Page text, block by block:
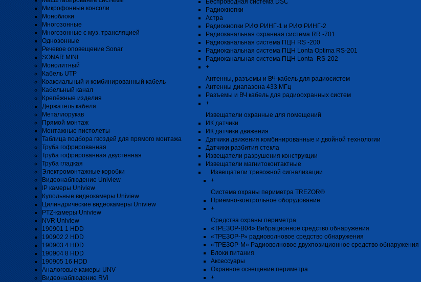
Микрофонные консоли
Моноблоки
Многозонные
Многозонные с муз. трансляцией
Однозонные
Речевое оповещение Sonar
SONAR MINI
Монолитный
Кабель UTP
Коаксиальный и комбинированный кабель
Кабельный канал
Крепёжные изделия
Держатель кабеля
Металлорукав
Прямой монтаж
Монтажные пистолеты
Таблица подбора гвоздей для прямого монтажа
Труба гофрированная
Труба гофрированная двустенная
Труба гладкая
Электромонтажные коробки
Видеонаблюдение Uniview
IP камеры Uniview
Купольные видеокамеры Uniview
Цилиндрические видеокамеры Uniview
PTZ-камеры Uniview
NVR Uniview
190901 1 HDD
190902 2 HDD
190903 4 HDD
190904 8 HDD
190905 16 HDD
Аналоговые камеры UNV
Видеонаблюдение RVi
Беспроводная система DSC
Радиокнопки
Астра
Радиокнопки РИФ РИНГ-1 и РИФ РИНГ-2
Радиоканальная охранная система RR -701
Радиоканальная система ПЦН RS -200
Радиоканальная система ПЦН Lonta Optima RS-201
Радиоканальная система ПЦН Lonta -RS-202
+
Антенны, разъемы и ВЧ-кабель для радиосистем
Антенны диапазона 433 МГц
Разъемы и ВЧ кабель для радиоохранных систем
+
Извещатели охранные для помещений
ИК датчики
ИК датчики движения
Датчики движения комбинированные и двойной технологии
Датчики разбития стекла
Извещатели разрушения конструкции
Извещатели магнитоконтактные
Извещатели тревожной сигнализации
+
Система охраны периметра TREZOR®
Приемно-контрольное оборудование
+
Средства охраны периметра
«ТРЕЗОР-В04» Вибрационное средство обнаружения
«ТРЕЗОР-Р» радиоволновое средство обнаружения
«ТРЕЗОР-М» Радиоволновое двухпозиционное средство обнаружения
Блоки питания
Аксессуары
Охранное освещение периметра
+